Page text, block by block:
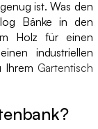
ist. Was den
Bänke in den
Holz für einen
industriellen
Ihrem Gartentisch